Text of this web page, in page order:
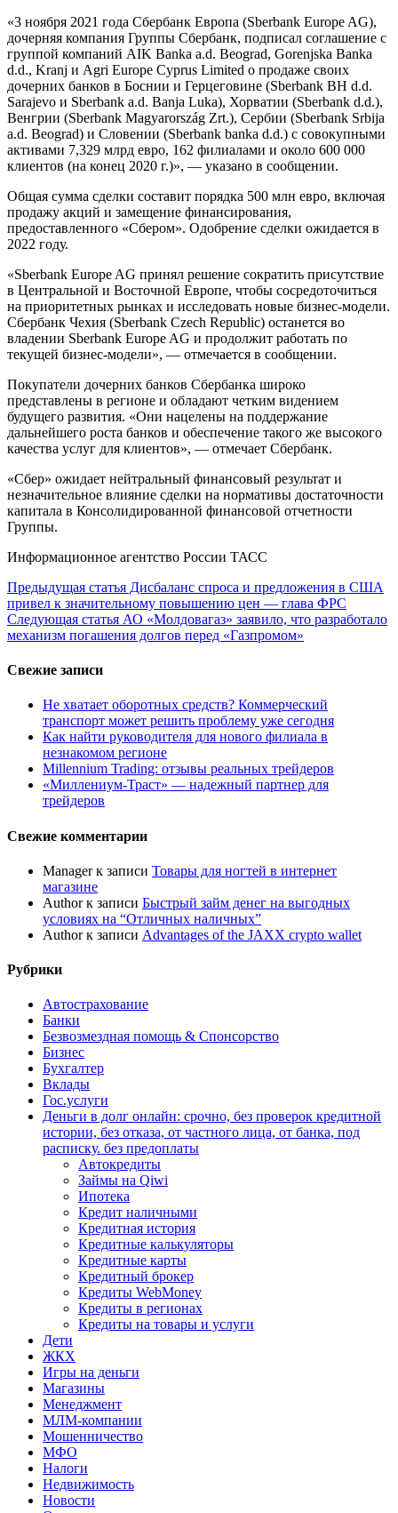
«3 ноября 2021 года Сбербанк Европа (Sberbank Europe AG),
дочерняя компания Группы Сбербанк, подписал соглашение с
группой компаний AIK Banka a.d. Beograd, Gorenjska Banka
d.d., Kranj и Agri Europe Cyprus Limited о продаже своих
дочерних банков в Боснии и Герцеговине (Sberbank BH d.d.
Sarajevo и Sberbank a.d. Banja Luka), Хорватии (Sberbank d.d.),
Венгрии (Sberbank Magyarország Zrt.), Сербии (Sberbank Srbija
a.d. Beograd) и Словении (Sberbank banka d.d.) с совокупными
активами 7,329 млрд евро, 162 филиалами и около 600 000
клиентов (на конец 2020 г.)», — указано в сообщении.
Общая сумма сделки составит порядка 500 млн евро, включая
продажу акций и замещение финансирования,
предоставленного «Сбером». Одобрение сделки ожидается в
2022 году.
«Sberbank Europe AG принял решение сократить присутствие
в Центральной и Восточной Европе, чтобы сосредоточиться
на приоритетных рынках и исследовать новые бизнес-модели.
Сбербанк Чехия (Sberbank Czech Republic) останется во
владении Sberbank Europe AG и продолжит работать по
текущей бизнес-модели», — отмечается в сообщении.
Покупатели дочерних банков Сбербанка широко
представлены в регионе и обладают четким видением
будущего развития. «Они нацелены на поддержание
дальнейшего роста банков и обеспечение такого же высокого
качества услуг для клиентов», — отмечает Сбербанк.
«Сбер» ожидает нейтральный финансовый результат и
незначительное влияние сделки на нормативы достаточности
капитала в Консолидированной финансовой отчетности
Группы.
Информационное агентство России ТАСС
Продолжить
чтение
Предыдущая статья Дисбаланс спроса и предложения в США
привел к значительному повышению цен — глава ФРС
Следующая статья АО «Молдовагаз» заявило, что разработало
механизм погашения долгов перед «Газпромом»
Свежие записи
Не хватает оборотных средств? Коммерческий
транспорт может решить проблему уже сегодня
Как найти руководителя для нового филиала в
незнакомом регионе
Millennium Trading: отзывы реальных трейдеров
«Миллениум-Траст» — надежный партнер для
трейдеров
Свежие комментарии
Managerк записи Товары для ногтей в интернет
магазине
Authorк записи Быстрый займ денег на выгодных
условиях на “Отличных наличных”
Authorк записи Advantages of the JAXX crypto wallet
Рубрики
Автострахование
Банки
Безвозмездная помощь & Спонсорство
Бизнес
Бухгалтер
Вклады
Гос.услуги
Деньги в долг онлайн: срочно, без проверок кредитной
истории, без отказа, от частного лица, от банка, под
расписку. без предоплаты
Автокредиты
Займы на Qiwi
Ипотека
Кредит наличными
Кредитная история
Кредитные калькуляторы
Кредитные карты
Кредитный брокер
Кредиты WebMoney
Кредиты в регионах
Кредиты на товары и услуги
Дети
ЖКХ
Игры на деньги
Магазины
Менеджмент
МЛМ-компании
Мошенничество
МФО
Налоги
Недвижимость
Новости